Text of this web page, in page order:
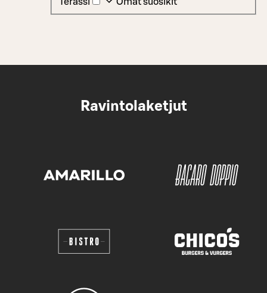
Terassi
Omat suosikit
Ravintolaketjut